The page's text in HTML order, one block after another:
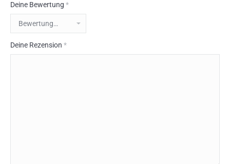
Deine Bewertung *
Deine Rezension *